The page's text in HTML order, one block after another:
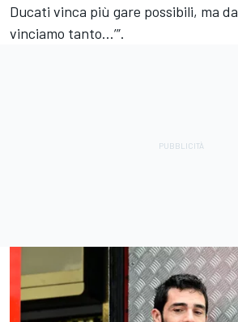
Ducati vinca più gare possibili, ma
vinciamo tanto...’”.